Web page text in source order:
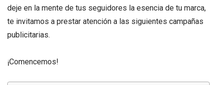
deje en la mente de tus seguidores la esencia de tu marca,
te invitamos a prestar atención a las siguientes campañas
publicitarias.
¡Comencemos!